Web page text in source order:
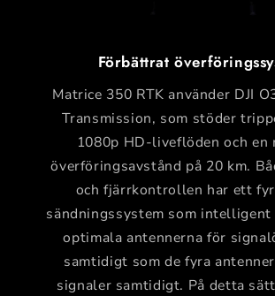
Förbättrat
Matrice 350 RTK använder DJI
Transmission, som stöder
1080p HD-liveflöden och en
överföringsavstånd på 20 km.
och fjärrkontrollen har ett
sändningssystem som
optimala antennerna för
samtidigt som de fyra
signaler samtidigt. På detta